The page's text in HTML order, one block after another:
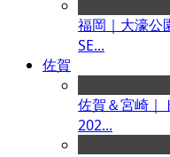
福岡｜大濠公
SE...
佐賀
佐賀＆宮崎｜
202...